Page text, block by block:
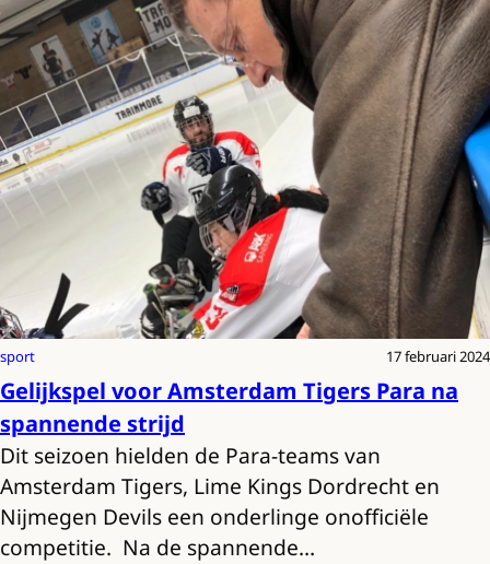
sport 17 februari 2024
Gelijkspel voor Amsterdam Tigers Para na
spannende strijd
Dit seizoen hielden de Para-teams van
Amsterdam Tigers, Lime Kings Dordrecht en
Nijmegen Devils een onderlinge onofficiële
competitie. Na de spannende…